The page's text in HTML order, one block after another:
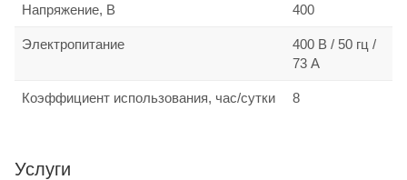
Напряжение, В 400
Электропитание
400 В / 50 гц /
73 А
Коэффициент использования, час/сутки 8
Услуги